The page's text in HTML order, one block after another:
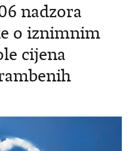
nadzora
o iznimnim
cijena